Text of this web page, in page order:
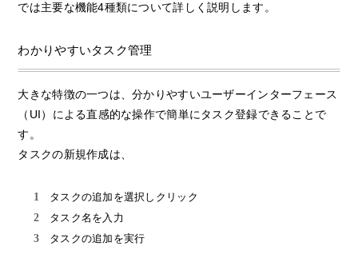
では主要な機能4種類について詳しく説明します。
わかりやすいタスク管理
大きな特徴の一つは、分かりやすいユーザーインターフェース
（UI）による直感的な操作で簡単にタスク登録できることで
す。
タスクの新規作成は、
タスクの追加を選択しクリック
タスク名を入力
タスクの追加を実行